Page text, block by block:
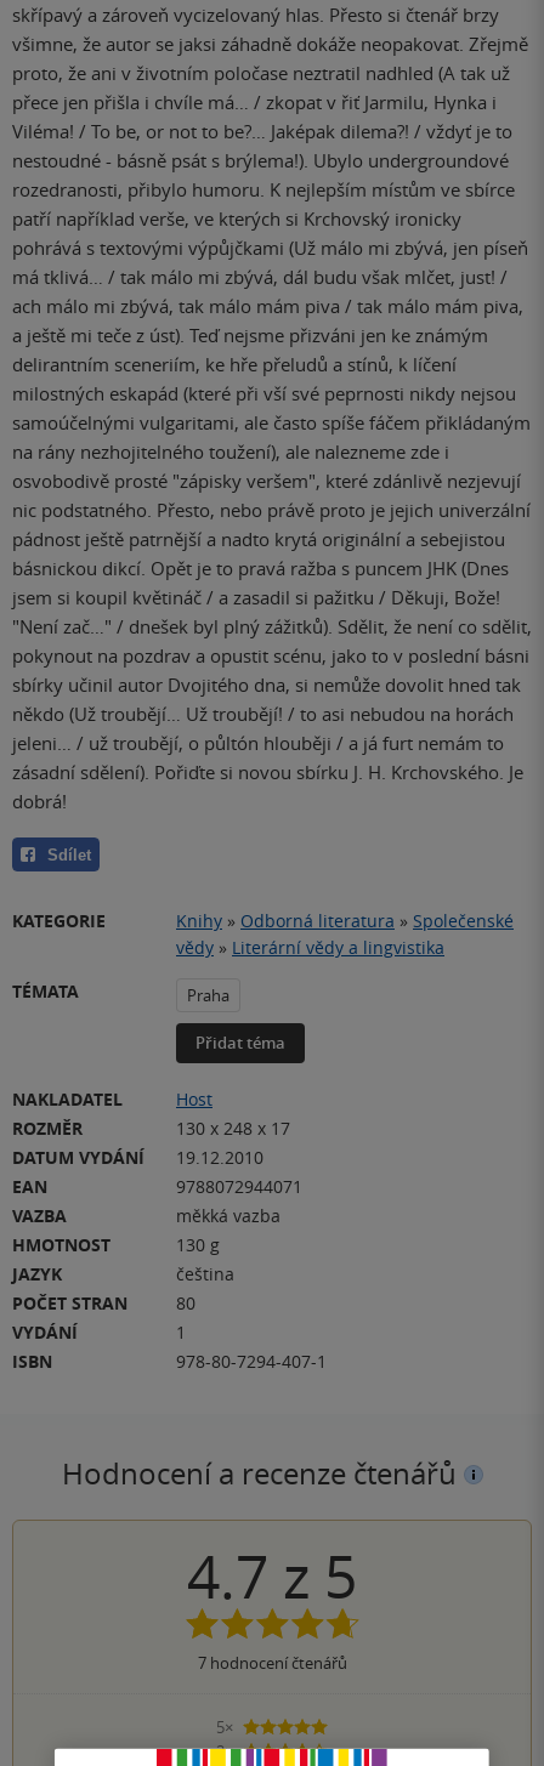
skřípavý a zároveň vycizelovaný hlas. Přesto si čtenář brzy
všimne, že autor se jaksi záhadně dokáže neopakovat. Zřejmě
proto, že ani v životním poločase neztratil nadhled (A tak už
přece jen přišla i chvíle má… / zkopat v řiť Jarmilu, Hynka i
Viléma! / To be, or not to be?… Jaképak dilema?! / vždyť je to
nestoudné - básně psát s brýlema!). Ubylo undergroundové
rozedranosti, přibylo humoru. K nejlepším místům ve sbírce
patří například verše, ve kterých si Krchovský ironicky
pohrává s textovými výpůjčkami (Už málo mi zbývá, jen píseň
má tklivá… / tak málo mi zbývá, dál budu však mlčet, just! /
ach málo mi zbývá, tak málo mám piva / tak málo mám piva,
a ještě mi teče z úst). Teď nejsme přizváni jen ke známým
delirantním sceneriím, ke hře přeludů a stínů, k líčení
milostných eskapád (které při vší své peprnosti nikdy nejsou
samoúčelnými vulgaritami, ale často spíše fáčem přikládaným
na rány nezhojitelného toužení), ale nalezneme zde i
osvobodivě prosté "zápisky veršem", které zdánlivě nezjevují
nic podstatného. Přesto, nebo právě proto je jejich univerzální
pádnost ještě patrnější a nadto krytá originální a sebejistou
básnickou dikcí. Opět je to pravá ražba s puncem JHK (Dnes
jsem si koupil květináč / a zasadil si pažitku / Děkuji, Bože!
"Není zač…" / dnešek byl plný zážitků). Sdělit, že není co sdělit,
pokynout na pozdrav a opustit scénu, jako to v poslední básni
sbírky učinil autor Dvojitého dna, si nemůže dovolit hned tak
někdo (Už troubějí… Už troubějí! / to asi nebudou na horách
jeleni… / už troubějí, o půltón hlouběji / a já furt nemám to
zásadní sdělení). Pořiďte si novou sbírku J. H. Krchovského. Je
dobrá!
Sdílet
KATEGORIE Knihy » Odborná literatura » Společenské
vědy » Literární vědy a lingvistika
TÉMATA
Praha
Přidat téma
NAKLADATEL
Host
ROZMĚR
130 x 248 x 17
DATUM VYDÁNÍ
19.12.2010
EAN
9788072944071
VAZBA
měkká vazba
HMOTNOST
130 g
JAZYK
čeština
POČET STRAN
80
VYDÁNÍ
1
ISBN
978-80-7294-407-1
Hodnocení a recenze čtenářů
4.7 z 5
7hodnocení čtenářů
5×
5 hvězdiček
2×
4 hvězdičky